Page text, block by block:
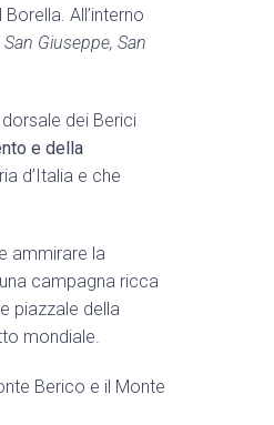
All’interno
Giuseppe, San
dei Berici
e della
d’Italia e che
ammirare la
campagna ricca
piazzale della
mondiale.
Berico e il Monte